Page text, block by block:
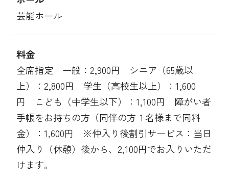
芸能ホール
料金
全席指定 一般：2,900円 シニア（65歳以
上）：2,800円 学生（高校生以上）：1,600
円 こども（中学生以下）：1,100円 障がい者
手帳をお持ちの方（同伴の方１名様まで同料
金）：1,600円 ※仲入り後割引サービス：当日
仲入り（休憩）後から、2,100円でお入りいただ
けます。